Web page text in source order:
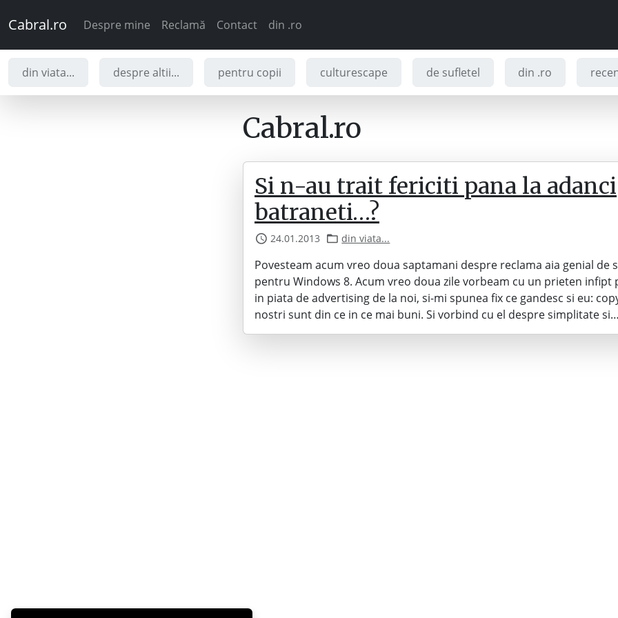
Cabral.ro Despre mine Reclamă Contact din .ro
din viata... despre altii... pentru copii culturescape de sufletel din .ro
Cabral.ro
Si n-au trait fericiti pana la adanci
batraneti…?
24.01.2013 din viata...
Povesteam acum vreo doua saptamani despre reclama aia genial de
pentru Windows 8. Acum vreo doua zile vorbeam cu un prieten infipt
in piata de advertising de la noi, si-mi spunea fix ce gandesc si eu:
nostri sunt din ce in ce mai buni. Si vorbind cu el despre simplitate